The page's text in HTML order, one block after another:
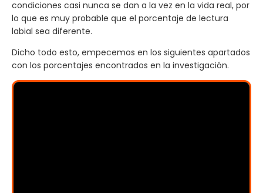
condiciones casi nunca se dan a la vez en la vida real, por
lo que es muy probable que el porcentaje de lectura
labial sea diferente.
Dicho todo esto, empecemos en los siguientes apartados
con los porcentajes encontrados en la investigación.